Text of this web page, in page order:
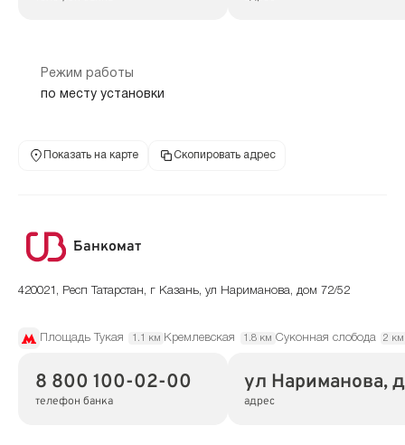
Режим работы
по месту установки
Показать на карте Скопировать адрес
Банкомат
420021, Респ Татарстан, г Казань, ул Нариманова, дом 72/52
Площадь Тукая 1.1 км Кремлевская 1.8 км Суконная слобода 2 км
8 800 100-02-00
телефон банка
ул Нариманова,
адрес